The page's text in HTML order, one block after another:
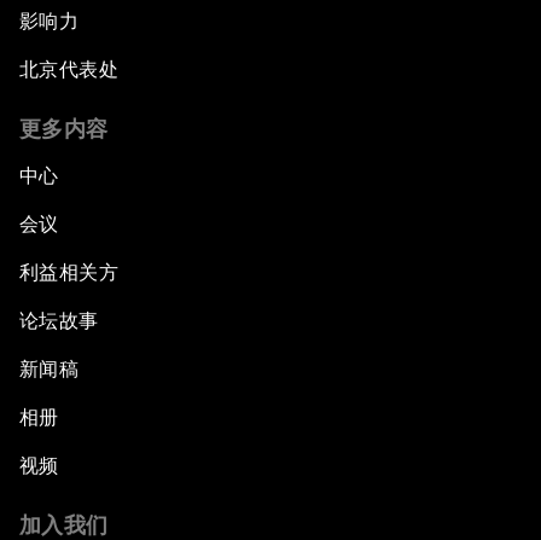
影响力
北京代表处
更多内容
中心
会议
利益相关方
论坛故事
新闻稿
相册
视频
加入我们